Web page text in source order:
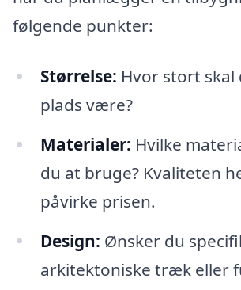
følgende punkter:
Størrelse: Hvor stort skal
plads være?
Materialer: Hvilke
du at bruge? Kvaliteten
påvirke prisen.
Design: Ønsker du
arkitektoniske træk eller